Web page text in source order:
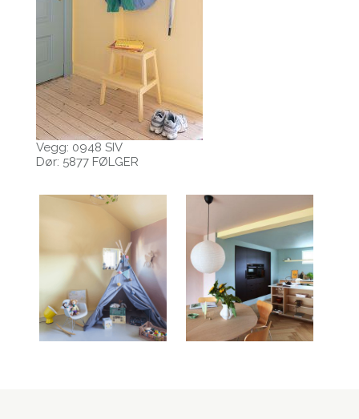
Vegg: 0948 SIV
Dør: 5877 FØLGER